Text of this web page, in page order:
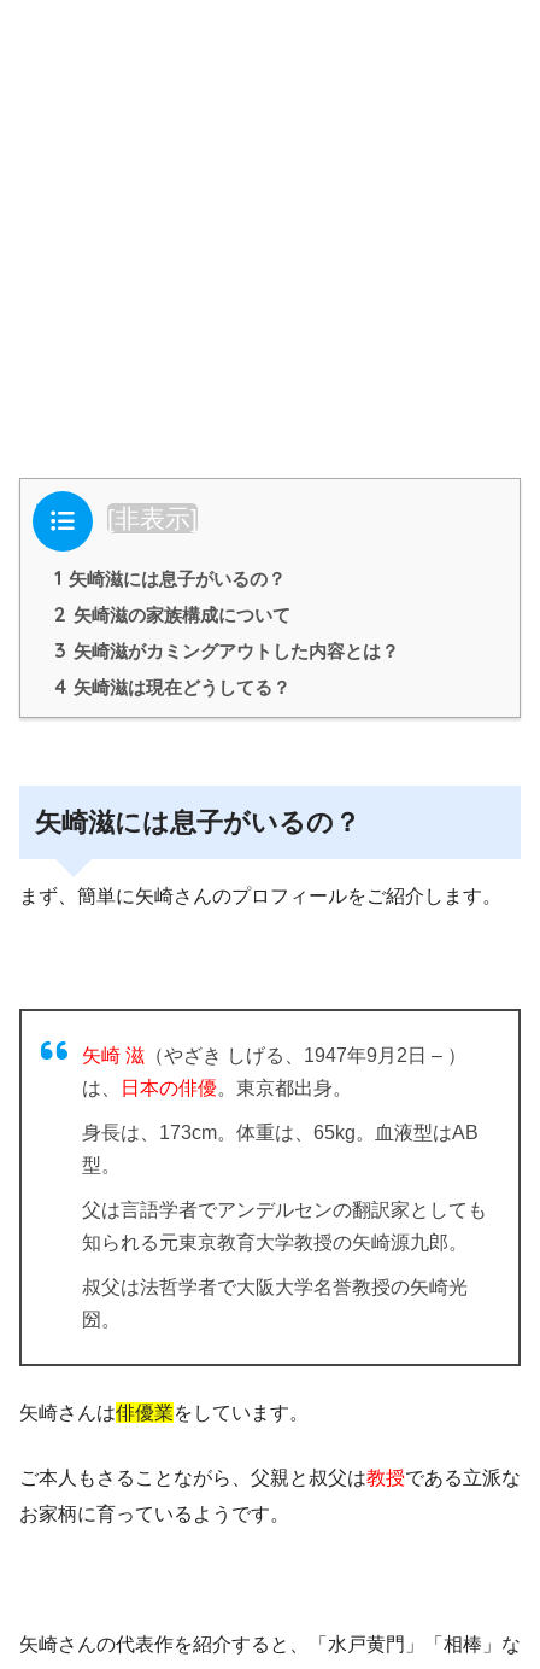
目次 [非表示]
1 矢崎滋には息子がいるの？
2 矢崎滋の家族構成について
3 矢崎滋がカミングアウトした内容とは？
4 矢崎滋は現在どうしてる？
矢崎滋には息子がいるの？
まず、簡単に矢崎さんのプロフィールをご紹介します。
矢崎 滋 （やざき しげる、1947年9月2日 – ）
は、
日本の俳優。東京都出身。
身長は、173cm。体重は、65kg。血液型はAB
型。
父は言語学者でアンデルセンの翻訳家としても
知られる元東京教育大学教授の矢崎源九郎。
叔父は法哲学者で大阪大学名誉教授の矢崎光
圀。
矢崎さんは俳優業をしています。
ご本人もさることながら、父親と叔父は教授である立派な
お家柄に育っているようです。
矢崎さんの代表作を紹介すると、「水戸黄門」「相棒」な